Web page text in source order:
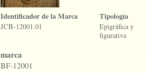
Identificador de la Marca
JCB-12001.01
Tipología
Epigráfica y
figurativa
marca
BF-12001